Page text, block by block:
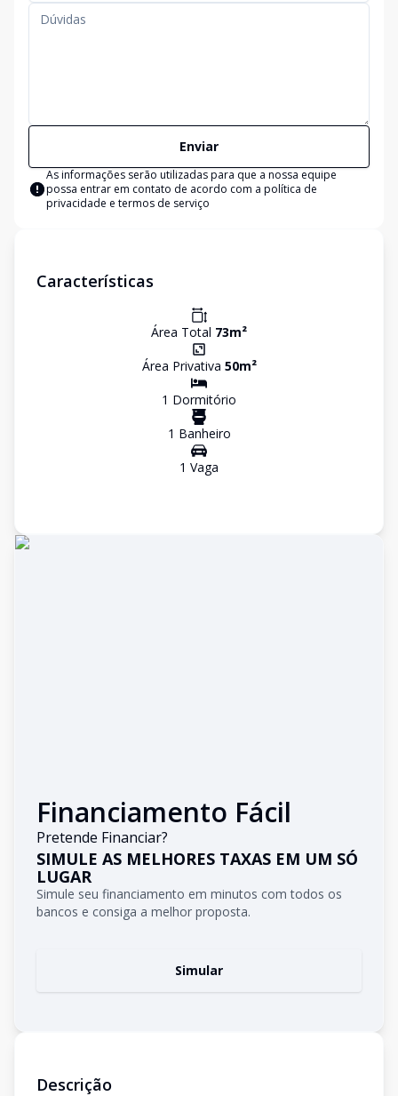
Enviar
As informações serão utilizadas para que a nossa equipe
possa entrar em contato de acordo com a política de
privacidade e termos de serviço
Características
Área Total 73m²
Área Privativa 50m²
1 Dormitório
1 Banheiro
1 Vaga
Financiamento Fácil
Pretende Financiar?
SIMULE AS MELHORES TAXAS EM UM SÓ
LUGAR
Simule seu financiamento em minutos com todos os
bancos e consiga a melhor proposta.
Simular
Descrição